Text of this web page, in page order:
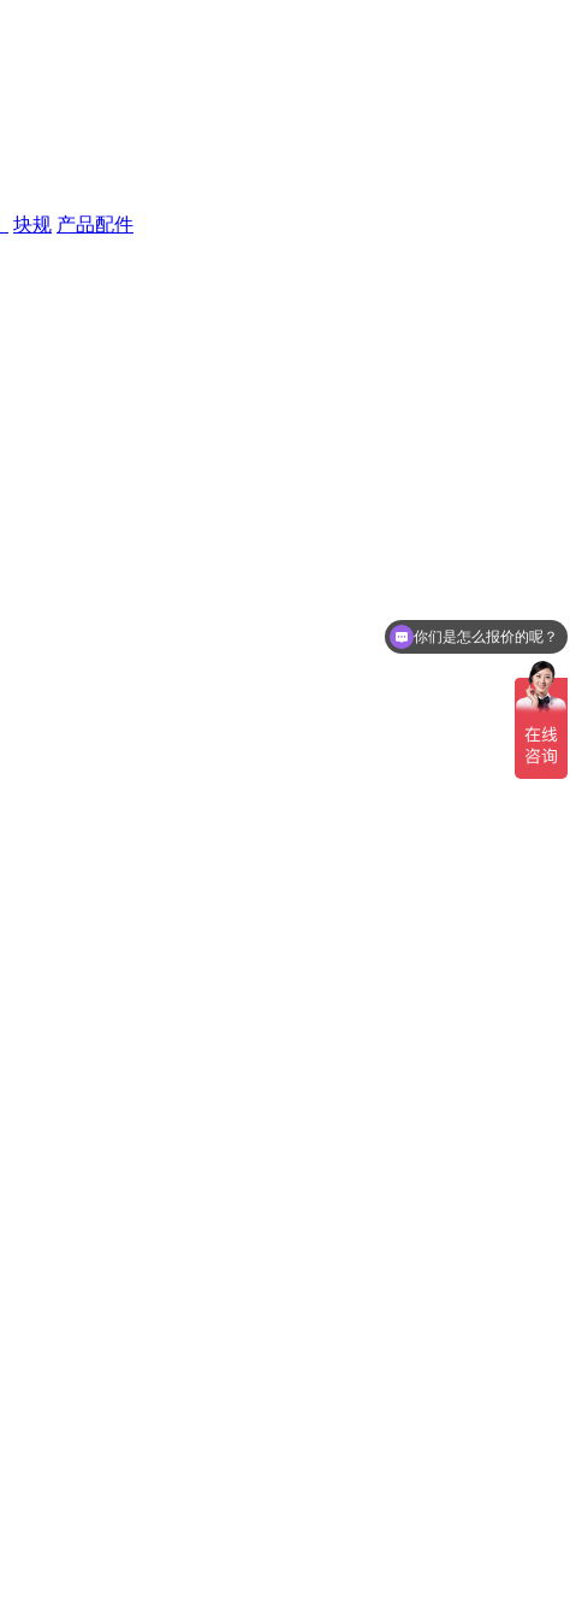
块规 产品配件
我想了解一下位移传感器
你们是怎么报价的呢？